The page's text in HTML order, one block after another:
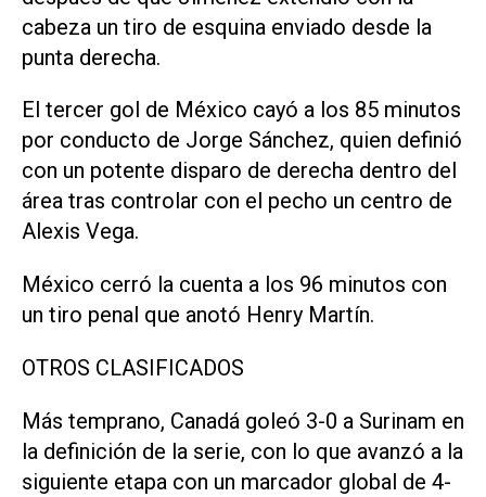
cabeza un tiro de esquina enviado desde la
punta derecha.
El tercer gol de México cayó a los 85 minutos
por conducto de Jorge Sánchez, quien definió
con un potente disparo de derecha dentro del
área tras controlar con el pecho un centro de
Alexis Vega.
México cerró la cuenta a los 96 minutos con
un tiro penal que anotó Henry Martín.
OTROS CLASIFICADOS
Más temprano, Canadá goleó 3-0 a Surinam en
la definición de la serie, con lo que avanzó a la
siguiente etapa con un marcador global de 4-